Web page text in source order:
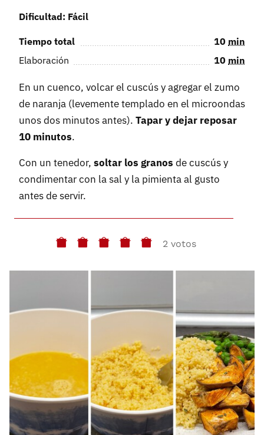
Dificultad: Fácil
Tiempo total 10 min
Elaboración
10 min
En un cuenco, volcar el cuscús y agregar el zumo
de naranja (levemente templado en el microondas
unos dos minutos antes). Tapar y dejar reposar
10 minutos.
Con un tenedor, soltar los granos de cuscús y
condimentar con la sal y la pimienta al gusto
antes de servir.
2 votos